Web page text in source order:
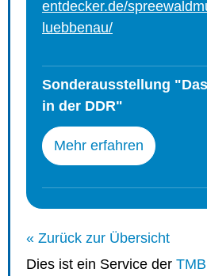
entdecker.de/
luebbenau/
Sonderausstellung
in der DDR"
Mehr erfahren
« Zurück zur Übersicht
Dies ist ein Service der